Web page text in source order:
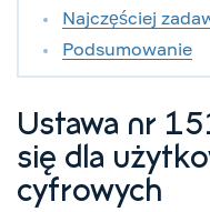
Najczęściej
Podsumowanie
Ustawa nr
się dla
cyfrowych